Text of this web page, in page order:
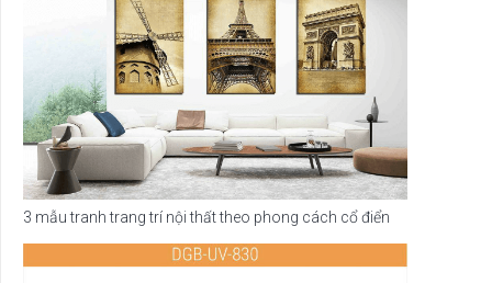
3 mẫu tranh trang trí nội thất theo phong cách cổ điển